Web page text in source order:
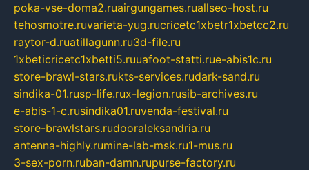
poka-vse-doma2.ruairgungames.ruallseo-host.ru
tehosmotre.ruvarieta-yug.rucricetc1xbetr1xbetcc2.ru
raytor-d.ruatillagunn.ru3d-file.ru
1xbeticricetc1xbetti5.ruuafoot-statti.rue-abis1c.ru
store-brawl-stars.rukts-services.rudark-sand.ru
sindika-01.rusp-life.rux-legion.rusib-archives.ru
e-abis-1-c.rusindika01.ruvenda-festival.ru
store-brawlstars.rudooraleksandria.ru
antenna-highly.rumine-lab-msk.ru1-mus.ru
3-sex-porn.ruban-damn.rupurse-factory.ru